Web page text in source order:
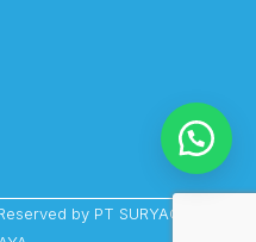
by PT SURYACIPTA